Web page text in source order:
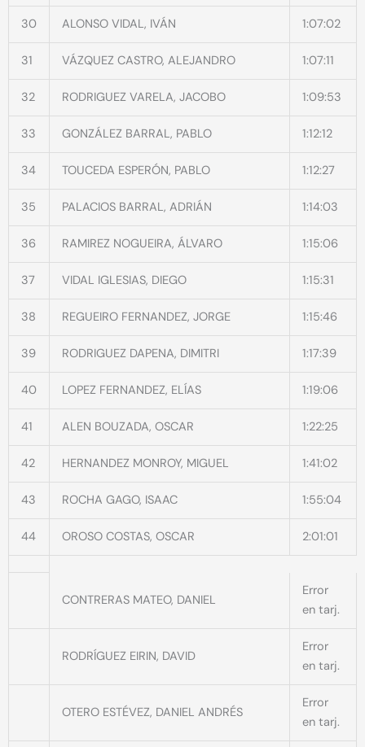
30 ALONSO VIDAL, IVÁN 1:07:02
31 VÁZQUEZ CASTRO, ALEJANDRO 1:07:11
32 RODRIGUEZ VARELA, JACOBO 1:09:53
33 GONZÁLEZ BARRAL, PABLO 1:12:12
34 TOUCEDA ESPERÓN, PABLO 1:12:27
35 PALACIOS BARRAL, ADRIÁN 1:14:03
36 RAMIREZ NOGUEIRA, ÁLVARO 1:15:06
37 VIDAL IGLESIAS, DIEGO 1:15:31
38 REGUEIRO FERNANDEZ, JORGE 1:15:46
39 RODRIGUEZ DAPENA, DIMITRI 1:17:39
40 LOPEZ FERNANDEZ, ELÍAS 1:19:06
41 ALEN BOUZADA, OSCAR 1:22:25
42 HERNANDEZ MONROY, MIGUEL 1:41:02
43 ROCHA GAGO, ISAAC 1:55:04
44 OROSO COSTAS, OSCAR 2:01:01
CONTRERAS MATEO, DANIEL
Error
en tarj.
RODRÍGUEZ EIRIN, DAVID
Error
en tarj.
OTERO ESTÉVEZ, DANIEL ANDRÉS
Error
en tarj.